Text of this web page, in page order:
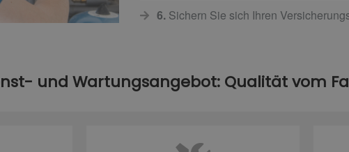
6.Sichern Sie sich Ihren
und Wartungsangebot: Qualität vom